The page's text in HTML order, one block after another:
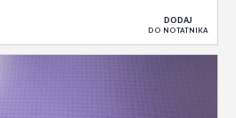
DODAJ
DO NOTATNIKA